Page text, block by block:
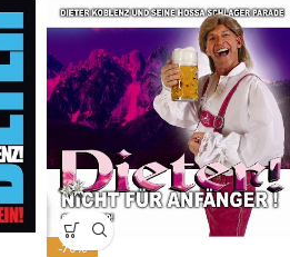
-70%